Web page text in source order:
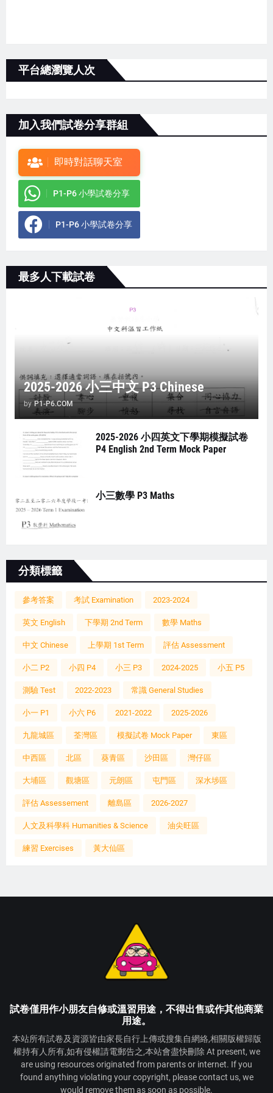
平台總瀏覽人次
加入我們試卷分享群組
即時對話聊天室
P1-P6 小學試卷分享
P1-P6 小學試卷分享
最多人下載試卷
2025-2026 小三中文 P3 Chinese
by P1-P6.COM
2025-2026 小四英文下學期模擬試卷
P4 English 2nd Term Mock Paper
小三數學 P3 Maths
分類標籤
參考答案 考試 Examination 2023-2024
英文 English 下學期 2nd Term 數學 Maths
中文 Chinese 上學期 1st Term 評估 Assessment
小二 P2 小四 P4 小三 P3 2024-2025 小五 P5
測驗 Test 2022-2023 常識 General Studies
小一 P1 小六 P6 2021-2022 2025-2026
九龍城區 荃灣區 模擬試卷 Mock Paper 東區
中西區 北區 葵青區 沙田區 灣仔區
大埔區 觀塘區 元朗區 屯門區 深水埗區
評估 Assessement 離島區 2026-2027
人文及科學科 Humanities & Science 油尖旺區
練習 Exercises 黃大仙區
試卷僅用作小朋友自修或溫習用途，不得出售或作其他商業
用途。
本站所有試卷及資源皆由家長自行上傳或搜集自網絡,相關版權歸版
權持有人所有,如有侵權請電郵告之,本站會盡快刪除 At present, we
are using resources originated from parents or internet. If you
found anything violating your copyright, please contact us, we
would remove them as soon as possible.